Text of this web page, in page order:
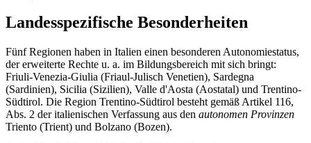
Landesspezifische Besonderheiten
Fünf Regionen haben in Italien einen besonderen Autonomiestatus,
der erweiterte Rechte u. a. im Bildungsbereich mit sich bringt:
Friuli-Venezia-Giulia (Friaul-Julisch Venetien), Sardegna
(Sardinien), Sicilia (Sizilien), Valle d'Aosta (Aostatal) und Trentino-
Südtirol. Die Region Trentino-Südtirol besteht gemäß Artikel 116,
Abs. 2 der italienischen Verfassung aus den autonomen Provinzen
Triento (Trient) und Bolzano (Bozen).